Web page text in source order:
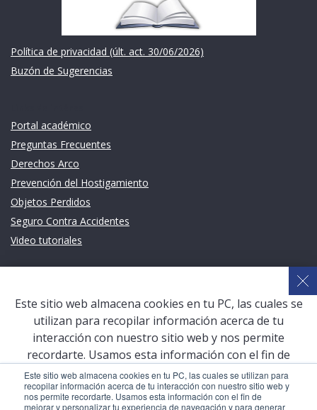
Este sitio web almacena cookies en tu PC, las cuales se utilizan para
recopilar información acerca de tu interacción con nuestro sitio web y
nos permite recordarte. Usamos esta información con el fin de
mejorar y personalizar tu experiencia de navegación y para generar
Política de privacidad (últ. act. 30/06/2026)
Buzón de Sugerencias
Portal académico
Preguntas Frecuentes
Derechos Arco
Prevención del Hostigamiento
Objetos Perdidos
Seguro Contra Accidentes
Video tutoriales
Sistema de Gestión Académica (SGA)
Defensoría Universitaria
Terceros vinculados
San Pablo Mail
Aula Virtual Pregrado
Este sitio web almacena cookies en tu PC, las cuales se
utilizan para recopilar información acerca de tu
interacción con nuestro sitio web y nos permite
recordarte. Usamos esta información con el fin de
mejorar y personalizar tu experiencia de navegación y
para generar analíticas y métricas acerca de nuestros
visitantes en este sitio web y otros medios de